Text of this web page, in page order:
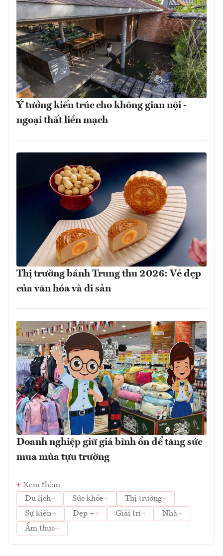
Ý tưởng kiến trúc cho không gian nội -
ngoại thất liền mạch
Thị trường bánh Trung thu 2026: Vẻ đẹp
của văn hóa và di sản
Doanh nghiệp giữ giá bình ổn để tăng sức
mua mùa tựu trường
Xem thêm
Du lịch
Sức khỏe
Thị trường
Sự kiện
Đẹp + Giải trí
Nhà
Ẩm thực